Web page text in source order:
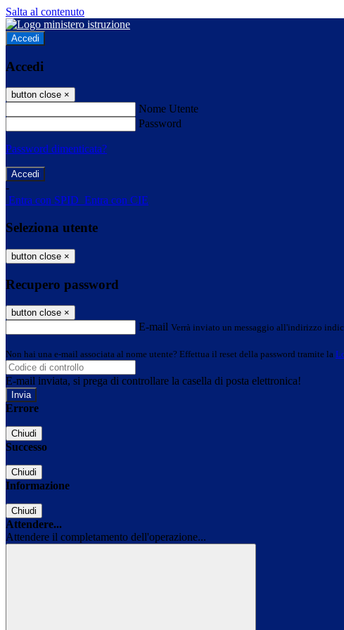
Salta al contenuto
Accedi
Accedi
button close ×
Nome Utente
Password
Password dimenticata?
-
Entra con SPID Entra con CIE
Seleziona utente
button close ×
Recupero password
button close ×
E-mail Verrà inviato un messaggio all'indirizzo
Non hai una e-mail associata al nome utente? Effettua il reset della password tramite la
E-mail inviata, si prega di controllare la casella di posta elettronica!
Errore
Chiudi
Successo
Chiudi
Informazione
Chiudi
Attendere...
Attendere il completamento dell'operazione...